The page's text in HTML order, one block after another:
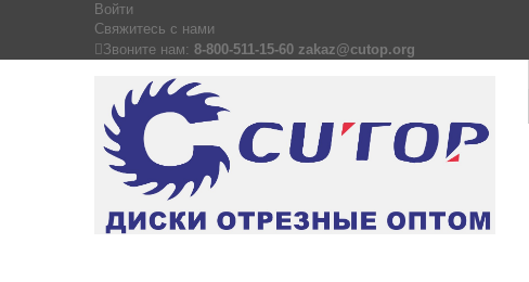
Войти
Свяжитесь с нами
Звоните нам: 8-800-511-15-60 zakaz@cutop.org